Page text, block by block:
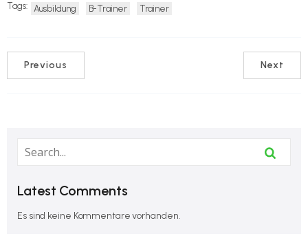
Tags: Ausbildung B-Trainer Trainer
Previous Next
Latest Comments
Es sind keine Kommentare vorhanden.